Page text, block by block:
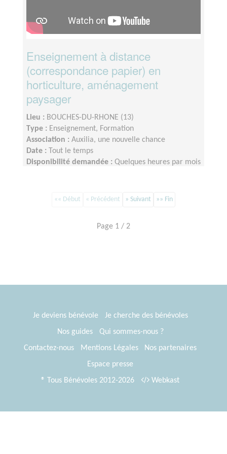
Enseignement à distance
(correspondance papier) en
horticulture, aménagement
paysager
Lieu : BOUCHES-DU-RHONE (13)
Type : Enseignement, Formation
Association : Auxilia, une nouvelle chance
Date :
Tout le temps
Disponibilité demandée : Quelques heures par mois
«« Début « Précédent » Suivant »» Fin
Page 1 / 2
Je deviens bénévole
Je cherche des bénévoles
Nos guides
Qui sommes-nous ?
Contactez-nous
Mentions Légales
Nos partenaires
Espace presse
® Tous Bénévoles 2012-2026
Webkast